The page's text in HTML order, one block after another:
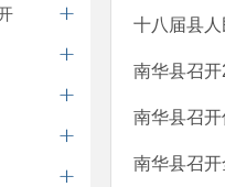
十八届县
南华县召
南华县召
南华县召